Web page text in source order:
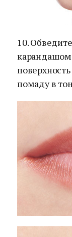
10.
помаду в